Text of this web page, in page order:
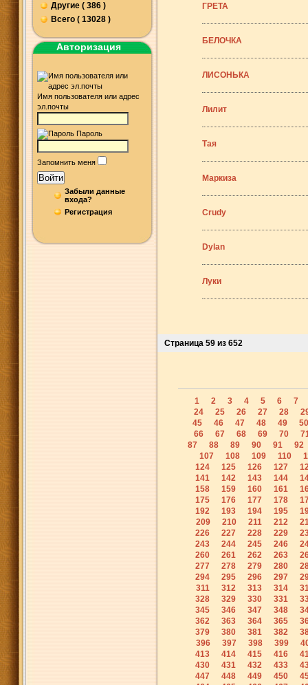
Другие ( 386 )
Всего ( 13028 )
Авторизация
Имя пользователя или адрес
эл.почты
Пароль
Запомнить меня
Войти
Забыли данные
входа?
Регистрация
ГРЕТА
БЕЛОЧКА
ЛИСОНЬКА
Лилит
Тая
Маркиза
Crudy
Dylan
Луки
Страница 59 из 652
1 2 3 4 5 6
7
24
25 26 27 28
45
46 47 48 49
50
66
67 68 69 70
87
88 89 90 91
92
107
108 109 110
124
125 126 127
141
142 143 144
158
159 160 161
175
176 177 178
192
193 194 195
209
210 211 212
226
227 228 229
243
244 245 246
260
261 262 263
277
278 279 280
294
295 296 297
311
312 313 314
328
329 330 331
345
346 347 348
362
363 364 365
379
380 381 382
396
397 398 399
413
414 415 416
430
431 432 433
447
448 449 450